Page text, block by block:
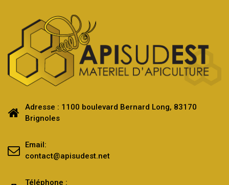
Adresse : 1100 boulevard Bernard Long, 83170
Brignoles
Email:
contact@apisudest.net
Téléphone :